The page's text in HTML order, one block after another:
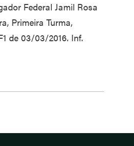
Federal Jamil Rosa
Primeira Turma,
de 03/03/2016. Inf.